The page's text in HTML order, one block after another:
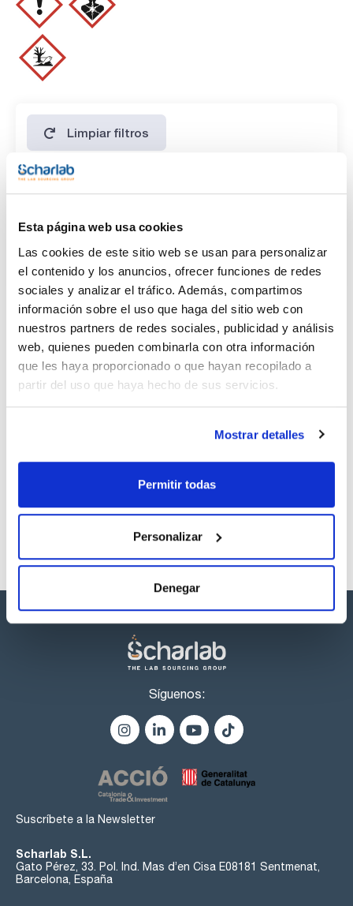
Esta página web usa cookies
Las cookies de este sitio web se usan para personalizar
el contenido y los anuncios, ofrecer funciones de redes
sociales y analizar el tráfico. Además, compartimos
información sobre el uso que haga del sitio web con
nuestros partners de redes sociales, publicidad y análisis
web, quienes pueden combinarla con otra información
que les haya proporcionado o que hayan recopilado a
partir del uso que haya hecho de sus servicios.
Mostrar detalles
Permitir todas
Personalizar
Denegar
ESPECIFICACIONES
contenido (G.C): min. 99,9 %
identidad (IR-spectrum): pasa test
apariencia: clara e incolora
densidad(20º/4º): 1,621 - 1,623
color (Hazen ): max. 10
materia no volátil : max. 0,0010 %
agua (K.F.): max. 0,005 %
ppm
Limpiar filtros
Características
Capacidad
x 2,5 l (1)
Capacidad
TE01262500
x 2,5 l :: Botella
Comprar
Ver stock
Síguenos:
Suscríbete a la Newsletter
Scharlab S.L.
Gato Pérez, 33. Pol. Ind. Mas d’en Cisa E08181 Sentmenat,
Barcelona, España